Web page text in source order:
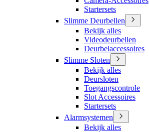
Startersets
Slimme Deurbellen
Bekijk alles
Videodeurbellen
Deurbelaccessoires
Slimme Sloten
Bekijk alles
Deursloten
Toegangscontrole
Slot Accessoires
Startersets
Alarmsystemen
Bekijk alles